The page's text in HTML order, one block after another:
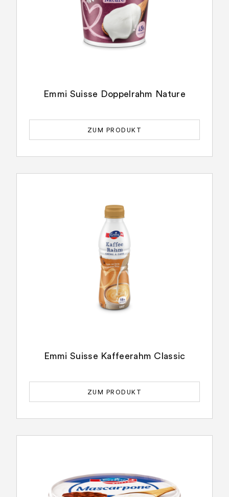
Emmi Suisse Doppelrahm Nature
ZUM PRODUKT
Emmi Suisse Kaffeerahm Classic
ZUM PRODUKT